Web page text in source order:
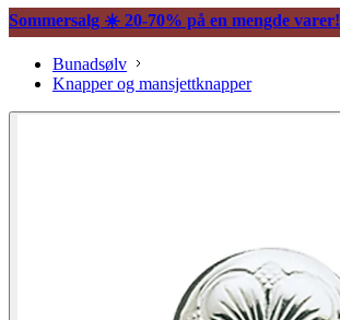
Sommersalg ☀️ 20-70% på en mengde varer!
Bunadsølv
Knapper og mansjettknapper